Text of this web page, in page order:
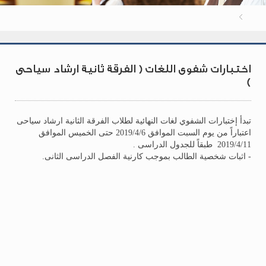
اختبارات شفوى اللغات ( الفرقة ثانية ارشاد سياحى
)
تبدأ إختبارات الشفوي لغات النهائية لطلاب الفرقة الثانية ارشاد سياحى
اعتباراً من يوم السبت الموافق 2019/4/6 حتى الخميس الموافق
2019/4/11 طبقاً للجدول الدراسى .
- اثبات شخصية الطالب بموجب كارنية الفصل الدراسى الثانى.